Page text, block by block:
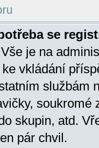
se
je na
vkládání
službám
soukromé
skupin, atd.
pár chvil.